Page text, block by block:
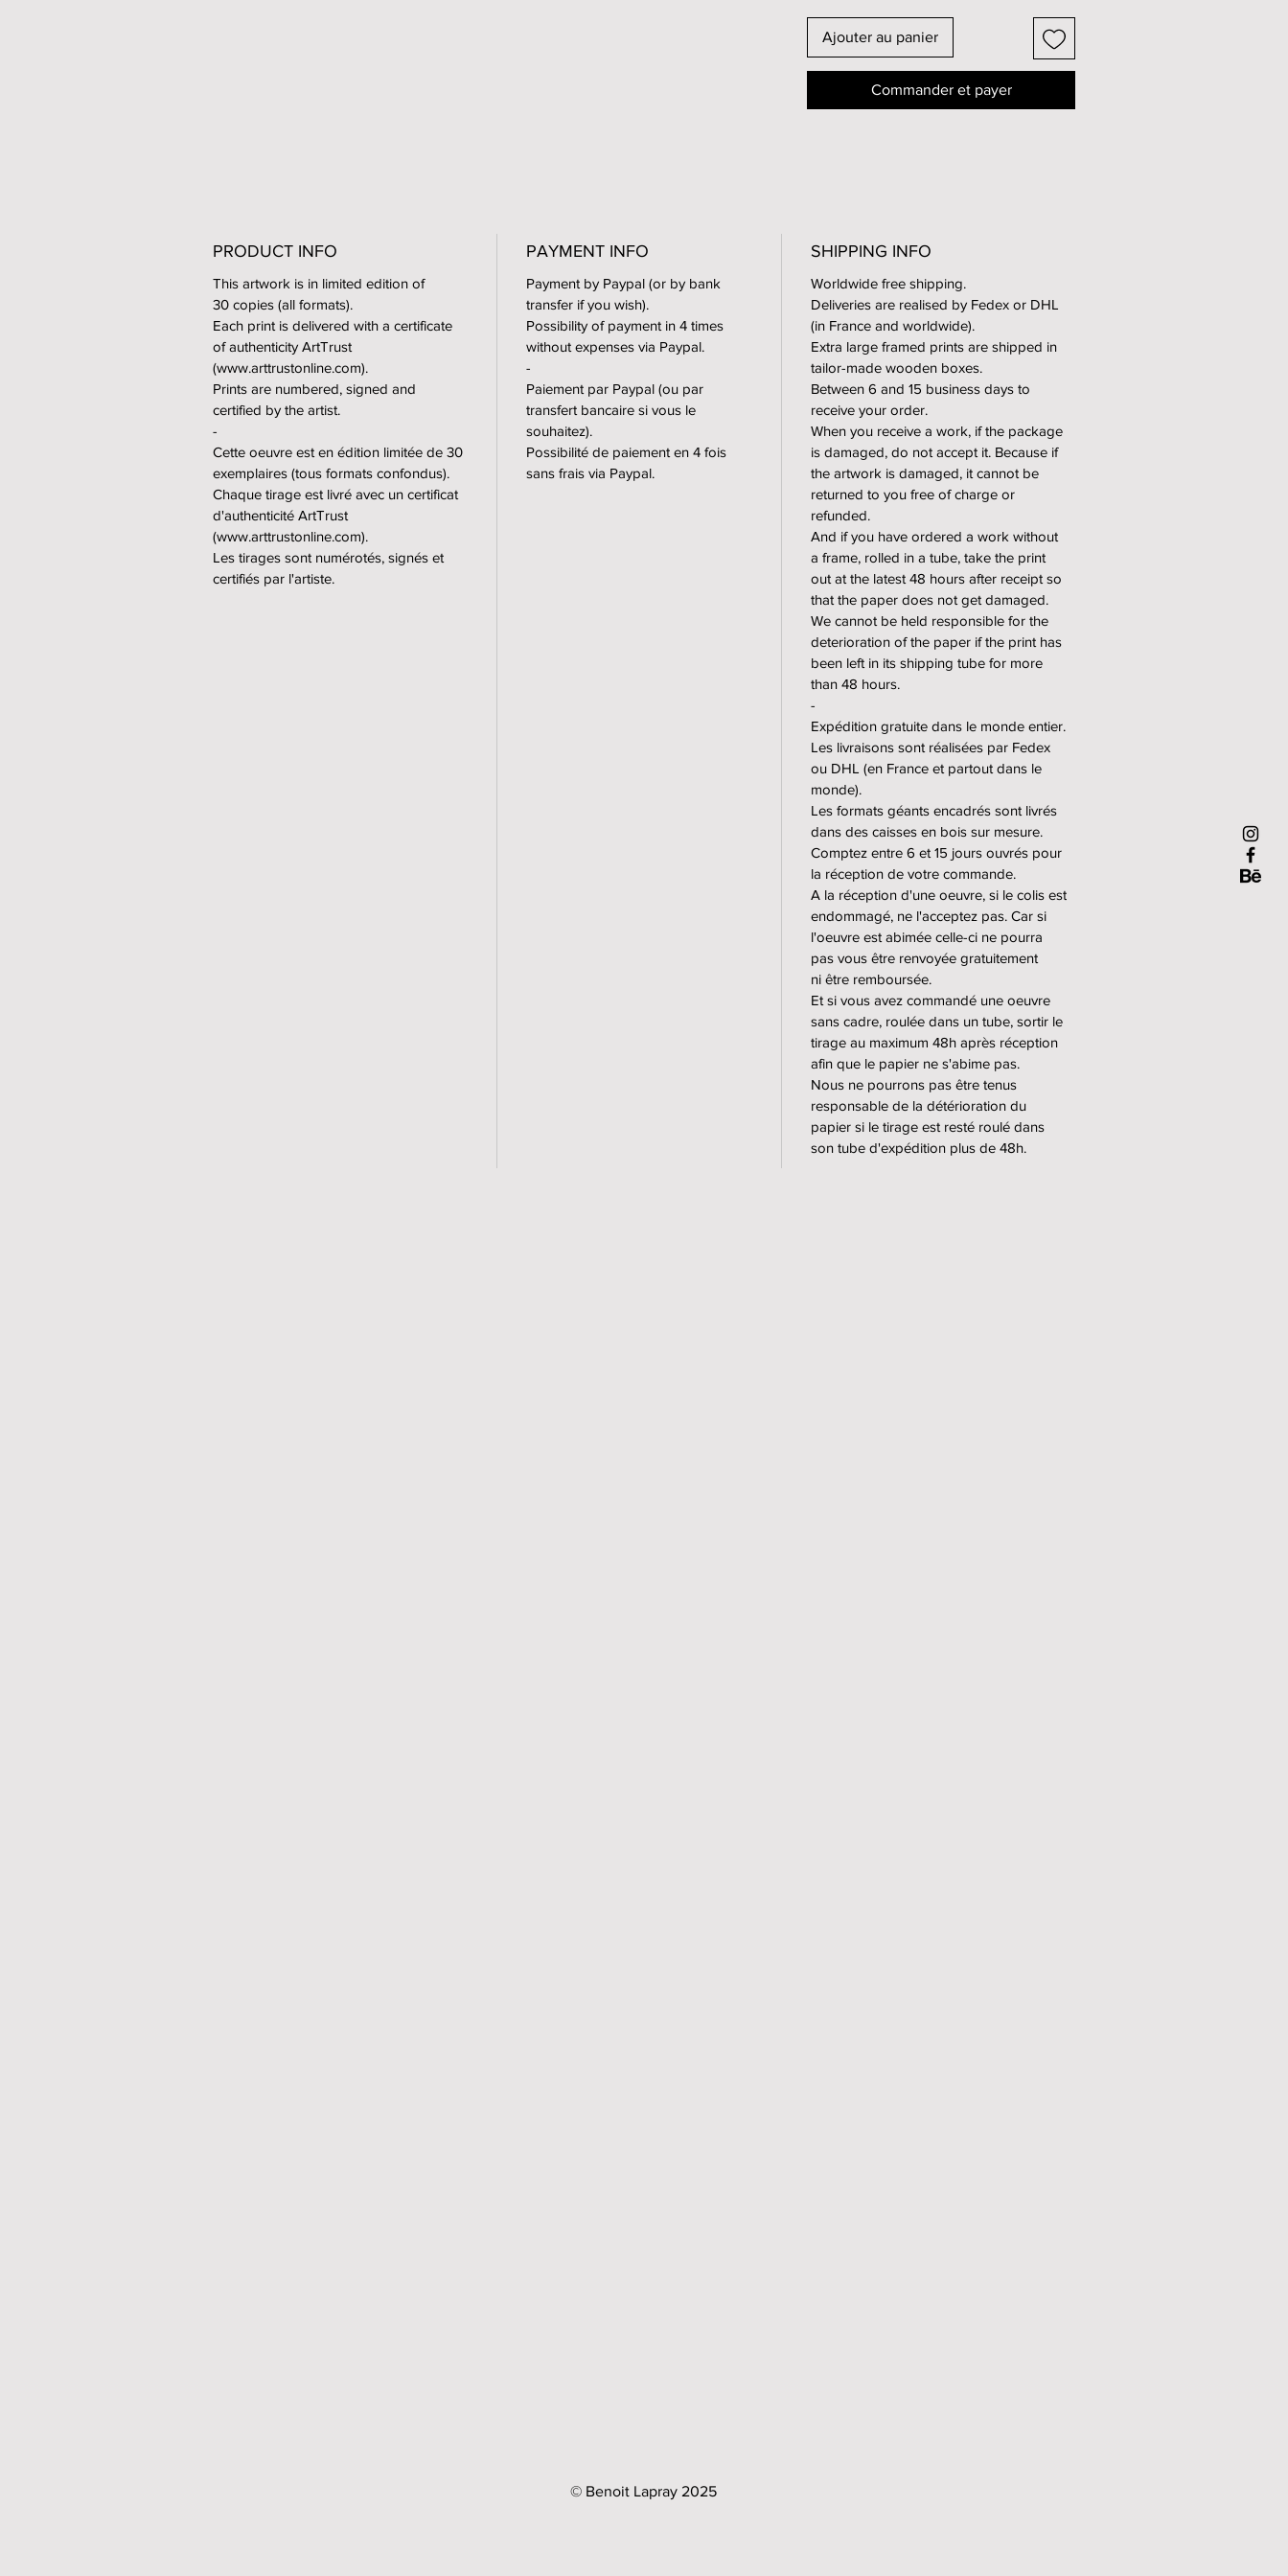
format framed).
satin paper (Canson Premium
For framed prints, they are laminated on
an aluminium plate (without glass) and
placed in black matt floater frames.
Extra large framed prints are shipped in
tailor-made wooden boxes.
-
🇫🇷 Edition limitée à 18 exemplaires
pour les petits formats (9 sur papier
premium satiné & 9 sur papier fine art
mat), 10 exemplaires pour les grands
formats (5 sur papier premium satiné &
5 sur papier fine art mat), et 2
exemplaires pour les formats géants (1
sur papier premium satiné & 1 sur papier
fine art mat).
Grands formats (Large) : 63x120cm.
Formats géants (Extra Large) :
90x170cm.
Tirages vendus à partir de 350€ (pour
les petits formats non encadrés) et
jusqu'à 3450€ (pour les formats géants
encadrés).
Deux finitions proposées : sur papier
Premium satiné (Premium Canson
Photosatin) ou Fine Art mat (Harman
Matte cotton Smooth).
Les tirages sont réalisés par le
laboratoire Dupon à Paris.
Pour les oeuvres encadrées, celles-ci
sont contrecollées sur une plaque
d'aluminium (sans verre) et placées
Ajouter au panier
Commander et payer
PRODUCT INFO
This artwork is in limited edition of
30 copies (all formats).
Each print is delivered with a certificate
of authenticity ArtTrust
(www.arttrustonline.com).
Prints are numbered, signed and
certified by the artist.
-
Cette oeuvre est en édition limitée de 30
exemplaires (tous formats confondus).
Chaque tirage est livré avec un certificat
d'authenticité ArtTrust
(www.arttrustonline.com).
Les tirages sont numérotés, signés et
certifiés par l'artiste.
PAYMENT INFO
Payment by Paypal (or by bank
transfer if you wish).
Possibility of payment in 4 times
without expenses via Paypal.
-
Paiement par Paypal (ou par
transfert bancaire si vous le
souhaitez).
Possibilité de paiement en 4 fois
sans frais via Paypal.
SHIPPING INFO
Worldwide free shipping.
Deliveries are realised by Fedex or DHL
(in France and worldwide).
Extra large framed prints are shipped in
tailor-made wooden boxes.
Between 6 and 15 business days to
receive your order.
When you receive a work, if the package
is damaged, do not accept it. Because if
the artwork is damaged, it cannot be
returned to you free of charge or
refunded.
And if you have ordered a work without
a frame, rolled in a tube, take the print
out at the latest 48 hours after receipt so
that the paper does not get damaged.
We cannot be held responsible for the
deterioration of the paper if the print has
been left in its shipping tube for more
than 48 hours.
-
Expédition gratuite dans le monde entier.
Les livraisons sont réalisées par Fedex
ou DHL (en France et partout dans le
monde).
Les formats géants encadrés sont livrés
dans des caisses en bois sur mesure.
Comptez entre 6 et 15 jours ouvrés pour
la réception de votre commande.
A la réception d'une oeuvre, si le colis est
endommagé, ne l'acceptez pas. Car si
l'oeuvre est abimée celle-ci ne pourra
pas vous être renvoyée gratuitement
ni être remboursée.
Et si vous avez commandé une oeuvre
sans cadre, roulée dans un tube, sortir le
tirage au maximum 48h après réception
afin que le papier ne s'abime pas.
Nous ne pourrons pas être tenus
responsable de la détérioration du
papier si le tirage est resté roulé dans
son tube d'expédition plus de 48h.
© Benoit Lapray 2025